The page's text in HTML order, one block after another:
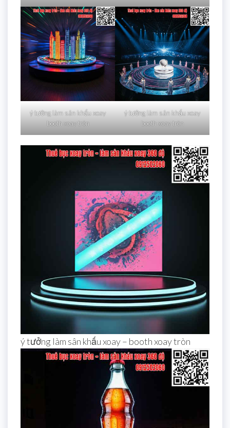
ý tưởng làm sân khấu xoay
booth xoay tròn
ý tưởng làm sân khấu xoay
booth xoay tròn
ý tưởng làm sân khấu xoay – booth xoay tròn